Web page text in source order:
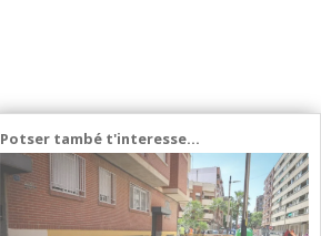
Potser també t'interesse...